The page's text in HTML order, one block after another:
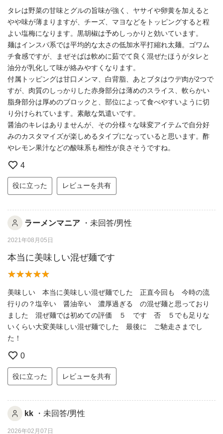
タレは野菜の甘味とグルの旨味が強く、ヤサイや卵黄を加えると
やや味が薄まりますが、チーズ、マヨなどをトッピングすると程
よい塩梅になります。黒胡椒は予めしっかりと効いています。
麺はインスパ系では平均的な太さの低加水平打縮れ太麺。ゴワム
チ食感ですが、まぜそばは軟めに茹でて良く混ぜたほうがタレと
油分が乳化して味が絡みやすくなります。
付属トッピングは甘口メンマ、白背脂、あとブタはウデ肉が2つで
すが、肉質のしっかりした赤身部分は薄めのスライス、軟らかい
脂身部分は厚めのブロックと、部位によって食べやすいように切
り分けられています。素敵な気遣いです。
醤油のキレはありませんが、その分様々な味変アイテムで自分好
みのカスタマイズが楽しめるタイプになっていると思います。酢
やレモン果汁などの酸味系も相性が良さそうですね。
4
役に立った レビューを共有
ラーメンマニア ・未回答/男性
2021年08月05日
本当に美味しい混ぜ麺です
美味しい 本当に美味しい混ぜ麺でした 正直今回も 今時の流
行りの？塩辛い 醤油辛い 濃厚過ぎる の混ぜ麺と思っており
ました 混ぜ麺では初めての評価 ５ です 否 ５でも足りな
いくらい大変美味しい混ぜ麺でした 最後に ご馳走さまでし
た！
0
役に立った レビューを共有
kk ・未回答/男性
2026年02月07日